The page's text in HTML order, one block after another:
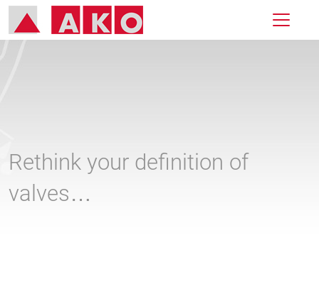
Rethink your definition of
valves…